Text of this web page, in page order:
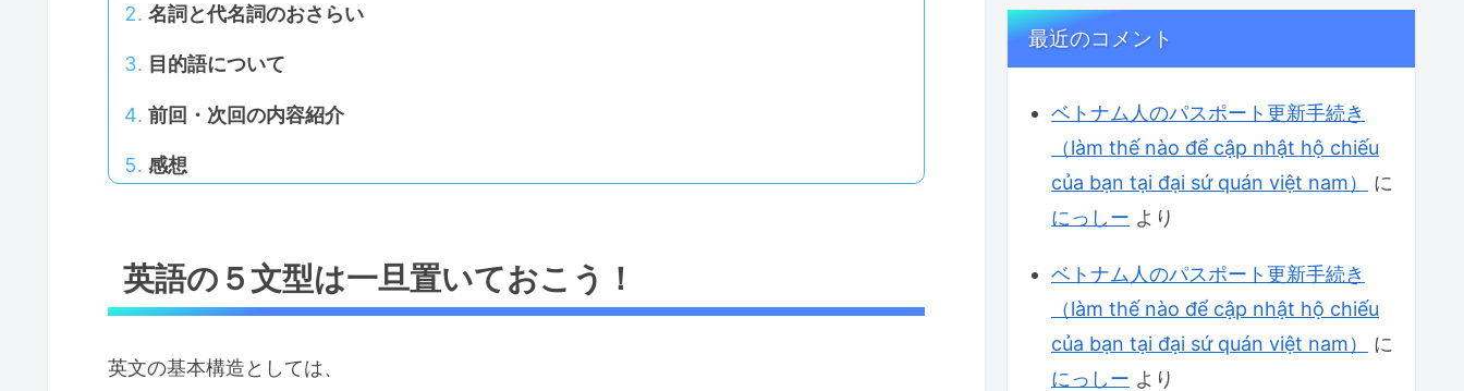
名詞と代名詞のおさらい
目的語について
前回・次回の内容紹介
感想
英語の５文型は一旦置いておこう！
英文の基本構造としては、
最近のコメント
ベトナム人のパスポート更新手続き
（làm thế nào để cập nhật hộ chiếu
của bạn tại đại sứ quán việt nam）
に
にっしー より
ベトナム人のパスポート更新手続き
（làm thế nào để cập nhật hộ chiếu
của bạn tại đại sứ quán việt nam）
に
にっしー より